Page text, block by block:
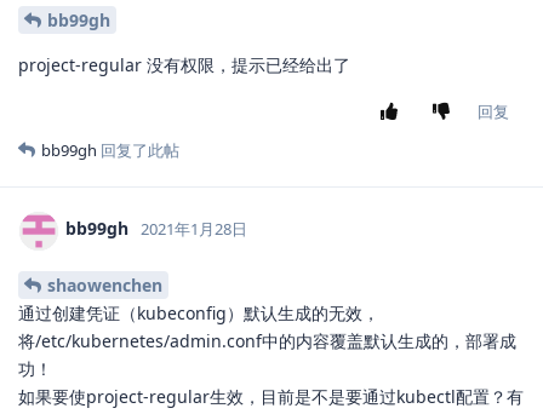
bb99gh
project-regular 没有权限，提示已经给出了
回复
bb99gh 回复了此帖
bb99gh 2021年1月28日
shaowenchen
通过创建凭证（kubeconfig）默认生成的无效，
将/etc/kubernetes/admin.conf中的内容覆盖默认生成的，部署成
功！
如果要使project-regular生效，目前是不是要通过kubectl配置？有